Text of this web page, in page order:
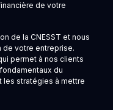
de votre
de la CNESST et nous
votre entreprise.
permet à nos clients
du
les stratégies à mettre